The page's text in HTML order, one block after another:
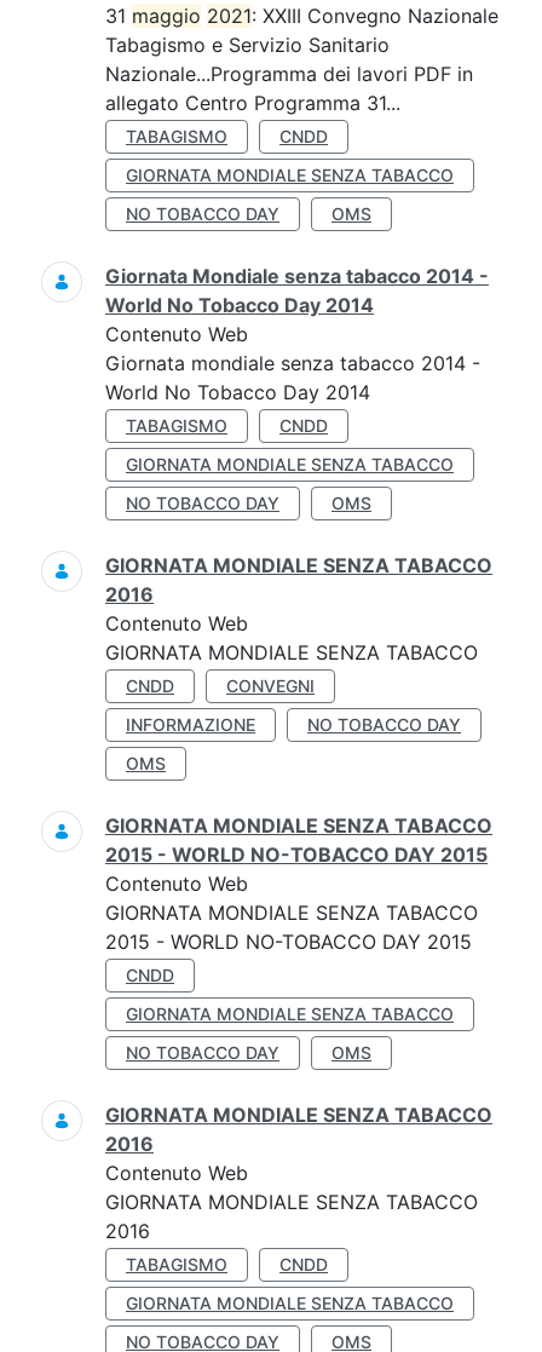
31 maggio 2021: XXIII Convegno Nazionale
Tabagismo e Servizio Sanitario
Nazionale...Programma dei lavori PDF in
allegato Centro Programma 31...
TABAGISMO
CNDD
GIORNATA MONDIALE SENZA TABACCO
NO TOBACCO DAY
OMS
Giornata Mondiale senza tabacco 2014 -
World No Tobacco Day 2014
Contenuto Web
Giornata mondiale senza tabacco 2014 -
World No Tobacco Day 2014
TABAGISMO
CNDD
GIORNATA MONDIALE SENZA TABACCO
NO TOBACCO DAY
OMS
GIORNATA MONDIALE SENZA TABACCO
2016
Contenuto Web
GIORNATA MONDIALE SENZA TABACCO
CNDD
CONVEGNI
INFORMAZIONE
NO TOBACCO DAY
OMS
GIORNATA MONDIALE SENZA TABACCO
2015 - WORLD NO-TOBACCO DAY 2015
Contenuto Web
GIORNATA MONDIALE SENZA TABACCO
2015 - WORLD NO-TOBACCO DAY 2015
CNDD
GIORNATA MONDIALE SENZA TABACCO
NO TOBACCO DAY
OMS
GIORNATA MONDIALE SENZA TABACCO
2016
Contenuto Web
GIORNATA MONDIALE SENZA TABACCO
2016
TABAGISMO
CNDD
GIORNATA MONDIALE SENZA TABACCO
NO TOBACCO DAY
OMS